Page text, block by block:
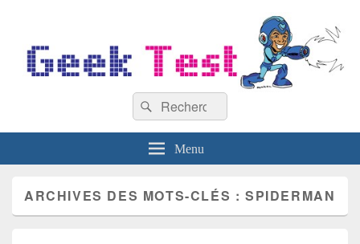
Recherche :
Rechercher
Menu
ARCHIVES DES MOTS-CLÉS :SPIDERMAN